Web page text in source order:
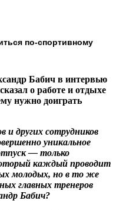
по-спортивному
Бабич в интервью
о работе и отдыхе
нужно доиграть
и других сотрудников
уникальное
— только
каждый проводит
молодых, но в то же
главных тренеров
Бабич?